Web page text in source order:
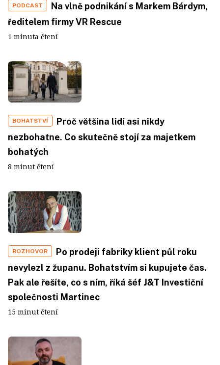
PODCAST
Na vlně podnikání s Markem Bárdym,
ředitelem firmy VR Rescue
1 minuta čtení
BOHATSTVÍ
Proč většina lidí asi nikdy
nezbohatne. Co skutečně stojí za majetkem
bohatých
8 minut čtení
ROZHOVOR
Po prodeji fabriky klient půl roku
nevylezl z županu. Bohatstvím si kupujete čas.
Pak ale řešíte, co s ním, říká šéf J&T Investiční
společnosti Martinec
15 minut čtení